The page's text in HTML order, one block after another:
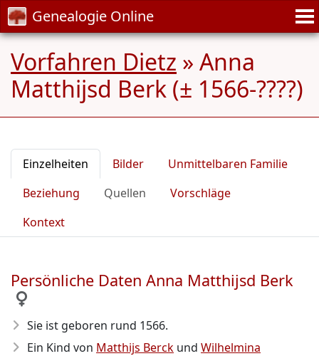
Genealogie Online
Vorfahren Dietz » Anna
Matthijsd Berk (± 1566-????)
Einzelheiten Bilder
Unmittelbaren Familie
Beziehung
Quellen
Vorschläge
Kontext
Persönliche Daten Anna Matthijsd Berk
Sie ist geboren rund 1566.
Ein Kind von Matthijs Berck und Wilhelmina